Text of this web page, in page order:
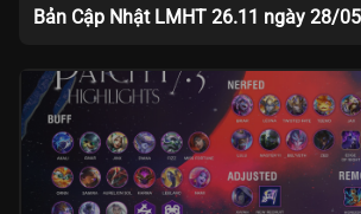
Bản Cập Nhật LMHT 26.11 ngày 28/